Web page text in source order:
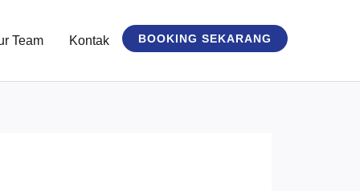
Team Kontak BOOKING SEKARANG